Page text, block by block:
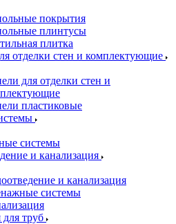
покрытия
плинтусы
плитка
отделки стен и комплектующие
для отделки стен и
пластиковые
системы
и канализация
и канализация
системы
труб